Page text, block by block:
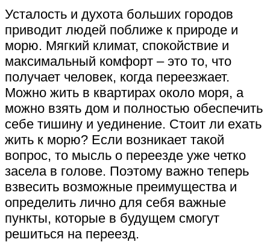
Усталость и духота больших городов
приводит людей поближе к природе и
морю. Мягкий климат, спокойствие и
максимальный комфорт – это то, что
получает человек, когда переезжает.
Можно жить в квартирах около моря, а
можно взять дом и полностью обеспечить
себе тишину и уединение. Стоит ли ехать
жить к морю? Если возникает такой
вопрос, то мысль о переезде уже четко
засела в голове. Поэтому важно теперь
взвесить возможные преимущества и
определить лично для себя важные
пункты, которые в будущем смогут
решиться на переезд.